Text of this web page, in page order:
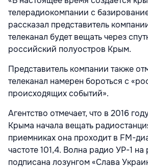
телерадиокомпании с
рассказал представитель
телеканал будет вещать через
российский полуостров Крым.
Представитель компании также
телеканал намерен бороться с
происходящих событий».
Агентство отмечает, что в 2016
Крыма начала вещать
приемниках она проходит в FM-
частоте 101,4. Волна радио УР-1
подписана лозунгом «Слава